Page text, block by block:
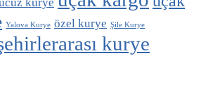
Yalova Kurye özel kurye Şile Kurye
kurye